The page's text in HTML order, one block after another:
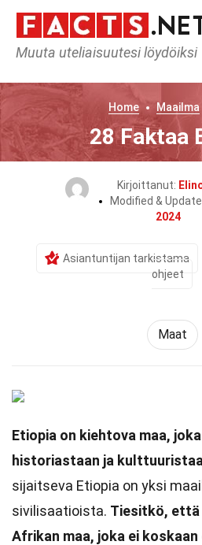
Muuta uteliaisuutesi löydöiksi
Home Maailma
28 Faktaa
Kirjoittanut:
Modified &
2024
Asiantuntijan tarkistama
ohjeet
Maat
Etiopia on kiehtova maa,
historiastaan ja
sijaitseva Etiopia on yksi
sivilisaatioista. Tiesitkö, että
Afrikan maa, joka ei